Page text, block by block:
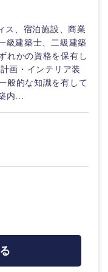
ス、宿泊施設、商業
級建築士、二級建築
れかの資格を保有し
画・インテリア装
般的な知識を有して
内...